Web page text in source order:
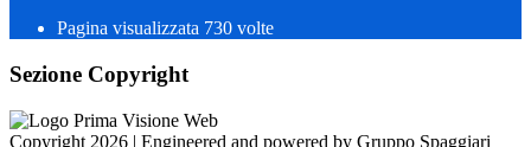
Pagina visualizzata 730 volte
Sezione Copyright
Copyright 2026 | Engineered and powered by Gruppo Spaggiari